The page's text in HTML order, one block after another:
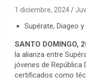
1 diciembre, 2024
Supérate, Diageo
SANTO DOMINGO,
la alianza entre
jóvenes de República
certificados como